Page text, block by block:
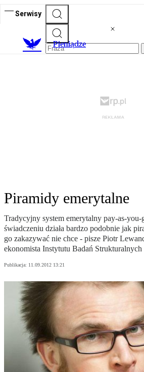
Serwisy
Pieniądze
Piramidy emerytalne
Tradycyjny system emerytalny pay-as-
świadczeniu działa bardzo podobnie jak
go zakazywać nie chce - pisze Piotr
ekonomista Instytutu Badań Strukturalnych
Publikacja: 11.09.2012 13:21